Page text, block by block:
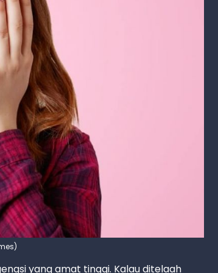
yang amat tinggi. Kalau ditelaah